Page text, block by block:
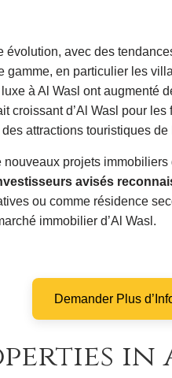
avec des
en particulier les
à Al Wasl ont augmenté
croissant d’Al Wasl pour
attractions touristiques de
nouveaux projets
avisés
ou comme résidence
immobilier d’Al Wasl.
Demander Plus
in